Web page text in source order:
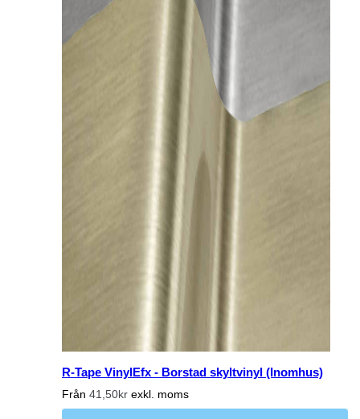
R-Tape VinylEfx - Borstad skyltvinyl (Inomhus)
Från 41,50kr exkl. moms